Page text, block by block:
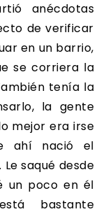
anécdotas
de verificar
en un barrio,
se corriera la
tenía la
la gente
mejor era irse
ahí nació el
saqué desde
un poco en él
bastante